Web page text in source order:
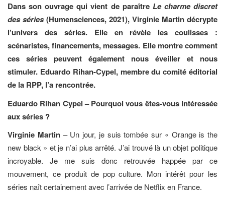
Dans son ouvrage qui vient de paraître Le charme discret
des séries(Humensciences, 2021), Virginie Martin décrypte
l’univers des séries. Elle en révèle les coulisses :
scénaristes, financements, messages. Elle montre comment
ces séries peuvent également nous éveiller et nous
stimuler. Eduardo Rihan-Cypel, membre du comité éditorial
de la RPP, l’a rencontrée.
Eduardo Rihan Cypel – Pourquoi vous êtes-vous intéressée
aux séries ?
Virginie Martin– Un jour, je suis tombée sur « Orange is the
new black » et je n’ai plus arrêté. J’ai trouvé là un objet politique
incroyable. Je me suis donc retrouvée happée par ce
mouvement, ce produit de pop culture. Mon intérêt pour les
séries naît certainement avec l’arrivée de Netflix en France.